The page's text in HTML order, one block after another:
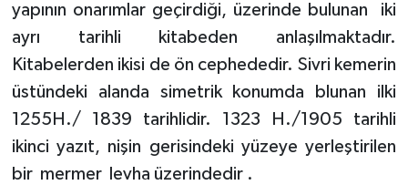
yapının onarımlar geçirdiği, üzerinde bulunan
iki
ayrı tarihli kitabeden anlaşılmaktadır.
Kitabelerden ikisi de ön cephededir. Sivri kemerin
üstündeki alanda simetrik konumda blunan ilki
1255H./ 1839 tarihlidir. 1323 H./1905 tarihli
ikinci yazıt, nişin gerisindeki yüzeye yerleştirilen
bir mermer levha üzerindedir .